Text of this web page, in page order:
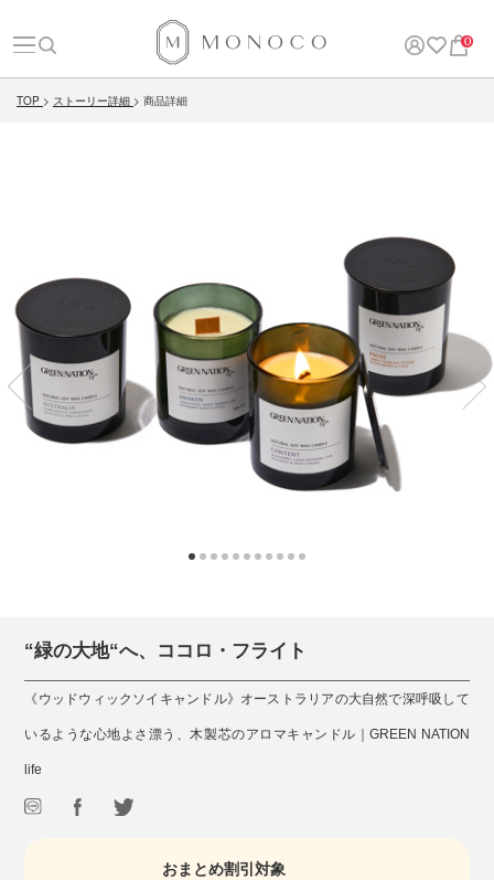
0
TOP ストーリー詳細 商品詳細
“緑の大地“へ、ココロ・フライト
《ウッドウィックソイキャンドル》オーストラリアの大自然で深呼吸して
いるような心地よさ漂う、木製芯のアロマキャンドル｜GREEN NATION
life
おまとめ割引対象